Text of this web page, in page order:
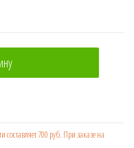
SWEET BOX
700 руб. При заказе на